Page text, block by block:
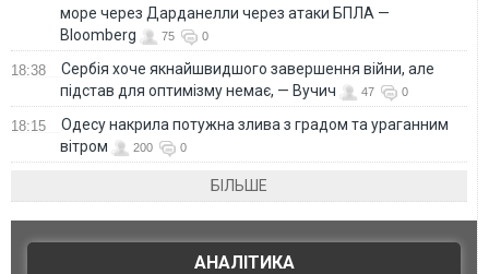
море через Дарданелли через атаки БПЛА —
Bloomberg
75 0
18:38
Сербія хоче якнайшвидшого завершення війни, але
підстав для оптимізму немає, — Вучич
47 0
18:15
Одесу накрила потужна злива з градом та ураганним
вітром
200 0
БІЛЬШЕ
АНАЛІТИКА